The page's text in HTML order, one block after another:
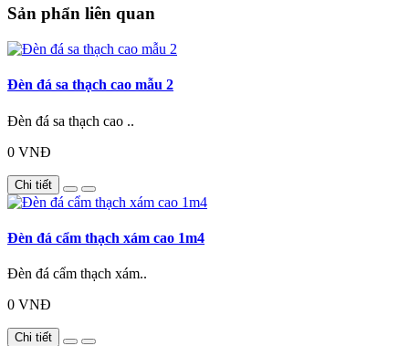
Sản phẩn liên quan
Đèn đá sa thạch cao mẫu 2
Đèn đá sa thạch cao ..
0 VNĐ
Chi tiết
Đèn đá cẩm thạch xám cao 1m4
Đèn đá cẩm thạch xám..
0 VNĐ
Chi tiết